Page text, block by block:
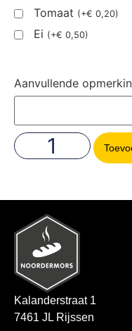
Tomaat (+€ 0,20)
Ei (+€ 0,50)
Aanvullende
Kalanderstraat 1
7461 JL Rijssen